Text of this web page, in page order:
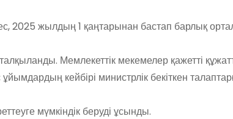
2025 жылдың 1 қаңтарынан бастап барлық
Мемлекеттік мекемелер қажетті
кейбірі министрлік бекіткен
мүмкіндік беруді ұсынды.